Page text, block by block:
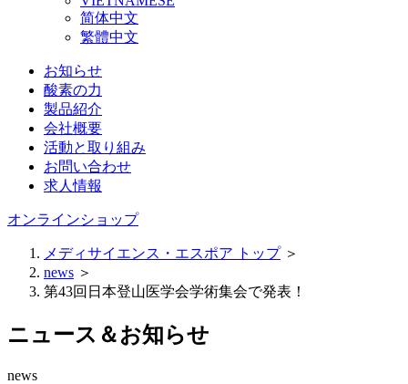
简体中文
繁體中文
お知らせ
酸素の力
製品紹介
会社概要
活動と取り組み
お問い合わせ
求人情報
オンラインショップ
メディサイエンス・エスポア トップ＞
news ＞
第43回日本登山医学会学術集会で発表！
ニュース＆お知らせ
news